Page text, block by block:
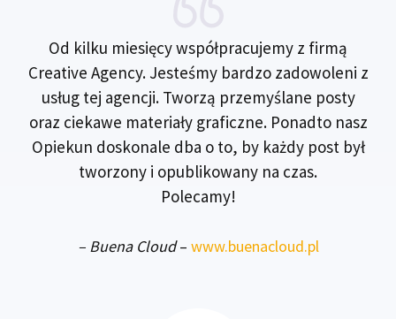
Od kilku miesięcy współpracujemy z firmą
Creative Agency. Jesteśmy bardzo zadowoleni z
usług tej agencji. Tworzą przemyślane posty
oraz ciekawe materiały graficzne. Ponadto nasz
Opiekun doskonale dba o to, by każdy post był
tworzony i opublikowany na czas.
Polecamy!
– Buena Cloud– www.buenacloud.pl